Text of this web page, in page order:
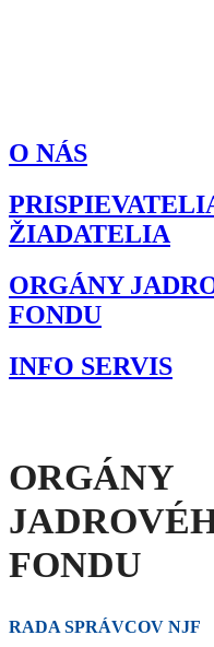
O NÁS
ŽIADATELIA
ORGÁNY
FONDU
INFO SERVIS
ORGÁNY
FONDU
RADA SPRÁVCOV NJF